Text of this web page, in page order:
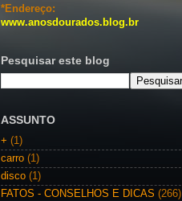
*Endereço:
www.anosdourados.blog.br
Pesquisar este blog
ASSUNTO
+ (1)
carro (1)
disco (1)
FATOS - CONSELHOS E DICAS (266)